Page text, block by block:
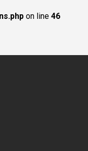
on line 46